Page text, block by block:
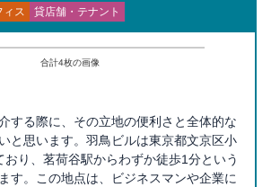
ス 貸店舗・テナント
合計4枚の画像
する際に、その立地の便利さと全体的な
と思います。羽鳥ビルは東京都文京区小
り、茗荷谷駅からわずか徒歩1分という
す。この地点は、ビジネスマンや企業に